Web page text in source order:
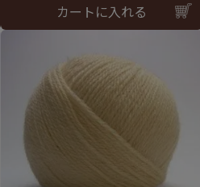
カートに入れる